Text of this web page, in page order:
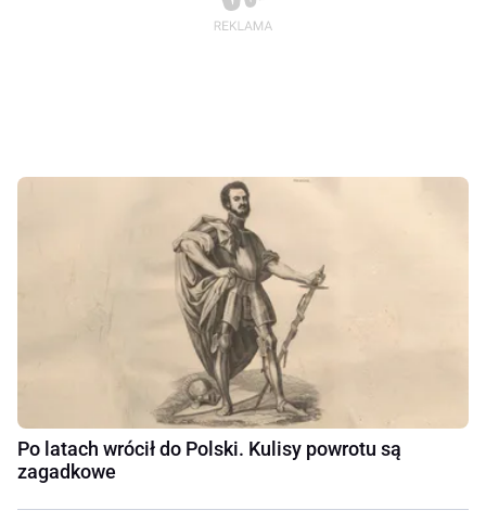
Po latach wrócił do Polski. Kulisy powrotu są
zagadkowe